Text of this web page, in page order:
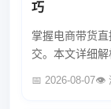
巧
掌握电商带货
交。本文详细
📅 2026-08-07👁️